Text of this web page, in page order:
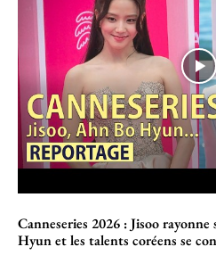
Canneseries 2026 : Jisoo
Hyun et les talents coréens se